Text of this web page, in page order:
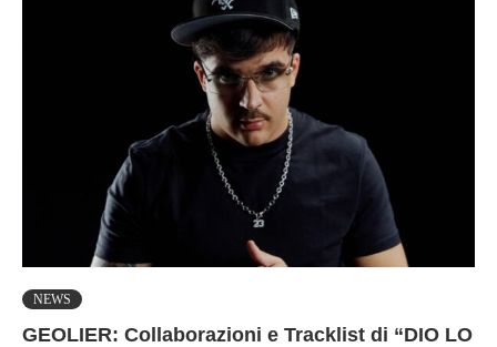
NEWS
GEOLIER: Collaborazioni e Tracklist di “DIO LO